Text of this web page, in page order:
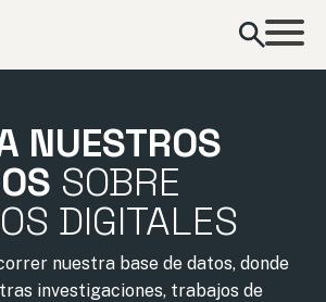
NUESTROS
SOBRE
DIGITALES
nuestra base de datos, donde
investigaciones, trabajos de